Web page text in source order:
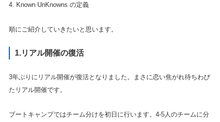
4. Known UnKnowns の定義
順にご紹介していきたいと思います。
1.リアル開催の復活
3年ぶりにリアル開催が復活となりました。まさに恋い焦がれ待ちわび
たリアル開催です。
ブートキャンプではチーム分けを初日に行います。4-5人のチームに分